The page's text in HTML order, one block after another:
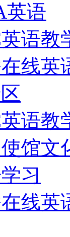
英语
语教
线英
语教
馆文
习
线英